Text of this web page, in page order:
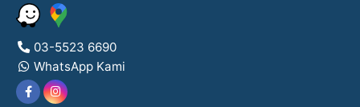
03-5523 6690
WhatsApp Kami